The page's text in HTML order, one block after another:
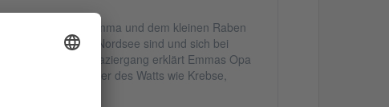
kleinen Möwe Emma und dem kleinen Raben
Mal an der Nordsee sind und sich bei
Strandspaziergang erklärt Emmas Opa
über die Bewohner des Watts wie Krebse,